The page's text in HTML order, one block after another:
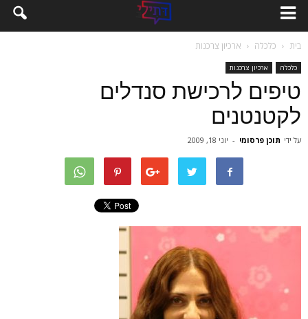
בית כלכלה ארכיון צרכנות
כלכלה ארכיון צרכנות
טיפים לרכישת סנדלים
לקטנטנים
על ידי תוכן פרסומי - יוני 18, 2009